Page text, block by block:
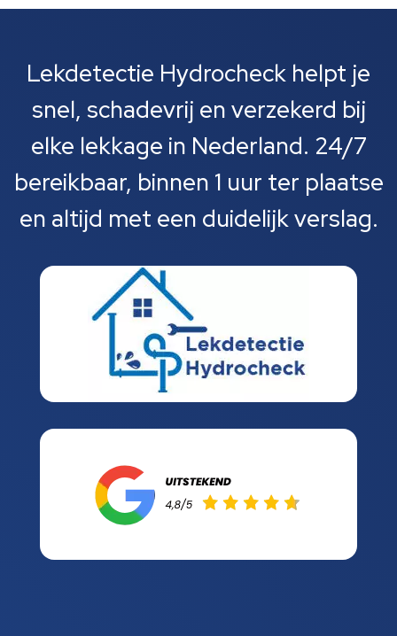
Lekdetectie Hydrocheck helpt je
snel, schadevrij en verzekerd bij
elke lekkage in Nederland. 24/7
bereikbaar, binnen 1 uur ter plaatse
en altijd met een duidelijk verslag.